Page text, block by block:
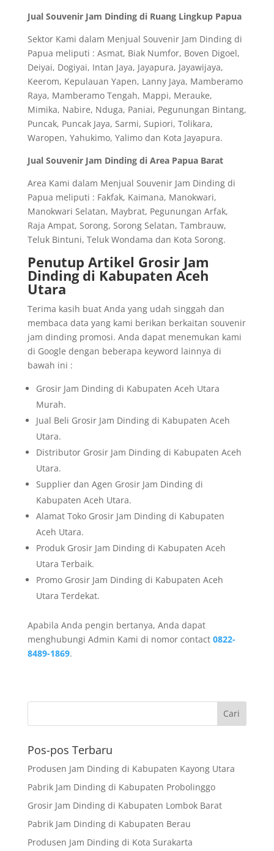
Jual Souvenir Jam Dinding di Ruang Lingkup Papua
Sektor Kami dalam Menjual Souvenir Jam Dinding di
Papua meliputi : Asmat, Biak Numfor, Boven Digoel,
Deiyai, Dogiyai, Intan Jaya, Jayapura, Jayawijaya,
Keerom, Kepulauan Yapen, Lanny Jaya, Mamberamo
Raya, Mamberamo Tengah, Mappi, Merauke,
Mimika, Nabire, Nduga, Paniai, Pegunungan Bintang,
Puncak, Puncak Jaya, Sarmi, Supiori, Tolikara,
Waropen, Yahukimo, Yalimo dan Kota Jayapura.
Jual Souvenir Jam Dinding di Area Papua Barat
Area Kami dalam Menjual Souvenir Jam Dinding di
Papua meliputi : Fakfak, Kaimana, Manokwari,
Manokwari Selatan, Maybrat, Pegunungan Arfak,
Raja Ampat, Sorong, Sorong Selatan, Tambrauw,
Teluk Bintuni, Teluk Wondama dan Kota Sorong.
Penutup Artikel Grosir Jam
Dinding di Kabupaten Aceh
Utara
Terima kasih buat Anda yang udah singgah dan
membaca data yang kami berikan berkaitan souvenir
jam dinding promosi. Anda dapat menemukan kami
di Google dengan beberapa keyword lainnya di
bawah ini :
Grosir Jam Dinding di Kabupaten Aceh Utara
Murah.
Jual Beli Grosir Jam Dinding di Kabupaten Aceh
Utara.
Distributor Grosir Jam Dinding di Kabupaten Aceh
Utara.
Supplier dan Agen Grosir Jam Dinding di
Kabupaten Aceh Utara.
Alamat Toko Grosir Jam Dinding di Kabupaten
Aceh Utara.
Produk Grosir Jam Dinding di Kabupaten Aceh
Utara Terbaik.
Promo Grosir Jam Dinding di Kabupaten Aceh
Utara Terdekat.
Apabila Anda pengin bertanya, Anda dapat
menghubungi Admin Kami di nomor contact 0822-
8489-1869.
Pos-pos Terbaru
Produsen Jam Dinding di Kabupaten Kayong Utara
Pabrik Jam Dinding di Kabupaten Probolinggo
Grosir Jam Dinding di Kabupaten Lombok Barat
Pabrik Jam Dinding di Kabupaten Berau
Produsen Jam Dinding di Kota Surakarta